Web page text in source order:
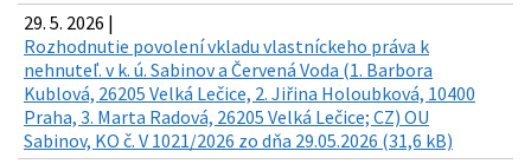
29. 5. 2026 |
Rozhodnutie povolení vkladu vlastníckeho práva k
nehnuteľ. v k. ú. Sabinov a Červená Voda (1. Barbora
Kublová, 26205 Velká Lečice, 2. Jiřina Holoubková, 10400
Praha, 3. Marta Radová, 26205 Velká Lečice; CZ) OU
Sabinov, KO č. V 1021/2026 zo dňa 29.05.2026 (31,6 kB)